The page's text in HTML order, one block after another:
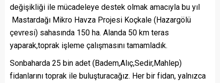
değişikliği ile mücadeleye destek olmak amacıyla bu yıl
Mastardağı Mikro Havza Projesi Koçkale (Hazargölü
çevresi) sahasında 150 ha. Alanda 50 km teras
yaparak,toprak işleme çalışmasını tamamladık.
Sonbaharda 25 bin adet (Badem,Alıç,Sedir,Mahlep)
fidanlarını toprak ile buluşturacağız. Her bir fidan, yalnızca